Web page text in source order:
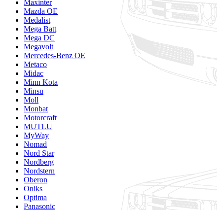
Maxinter
Mazda OE
Medalist
Mega Batt
Mega DC
Megavolt
Mercedes-Benz OE
Metaco
Midac
Minn Kota
Minsu
Moll
Monbat
Motorcraft
MUTLU
MyWay
Nomad
Nord Star
Nordberg
Nordstern
Oberon
Oniks
Optima
Panasonic